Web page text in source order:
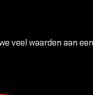
veel waarden aan